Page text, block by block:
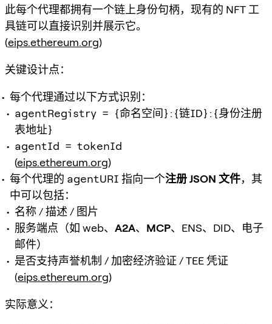
此每个代理都拥有一个链上身份句柄，现有的 NFT 工
具链可以直接识别并展示它。
(eips.ethereum.org)
关键设计点：
每个代理通过以下方式识别：
agentRegistry = {命名空间}:{链ID}:{身份注册
表地址}
agentId = tokenId
(eips.ethereum.org)
每个代理的 agentURI 指向一个注册 JSON 文件，其
中可以包括：
名称 / 描述 / 图片
服务端点（如 web、 A2A、 MCP、ENS、DID、电子
邮件）
是否支持声誉机制 / 加密经济验证 / TEE 凭证
(eips.ethereum.org)
实际意义：